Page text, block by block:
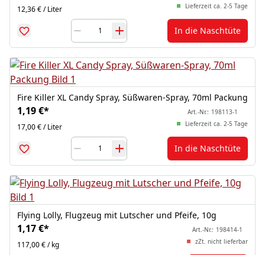
12,36 € / Liter
Lieferzeit ca. 2-5 Tage
In die Naschtüte
Fire Killer XL Candy Spray, Süßwaren-Spray, 70ml Packung
1,19 €*
17,00 € / Liter
Art.-Nr.: 198113-1
Lieferzeit ca. 2-5 Tage
In die Naschtüte
Flying Lolly, Flugzeug mit Lutscher und Pfeife, 10g
1,17 €*
117,00 € / kg
Art.-Nr.: 198414-1
zZt. nicht lieferbar